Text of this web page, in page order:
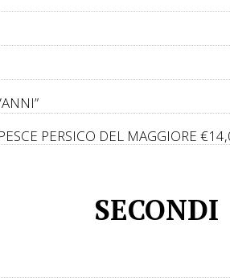
PERSICO DEL MAGGIORE
SECONDI